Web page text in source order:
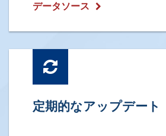
データソース
定期的なアップデート